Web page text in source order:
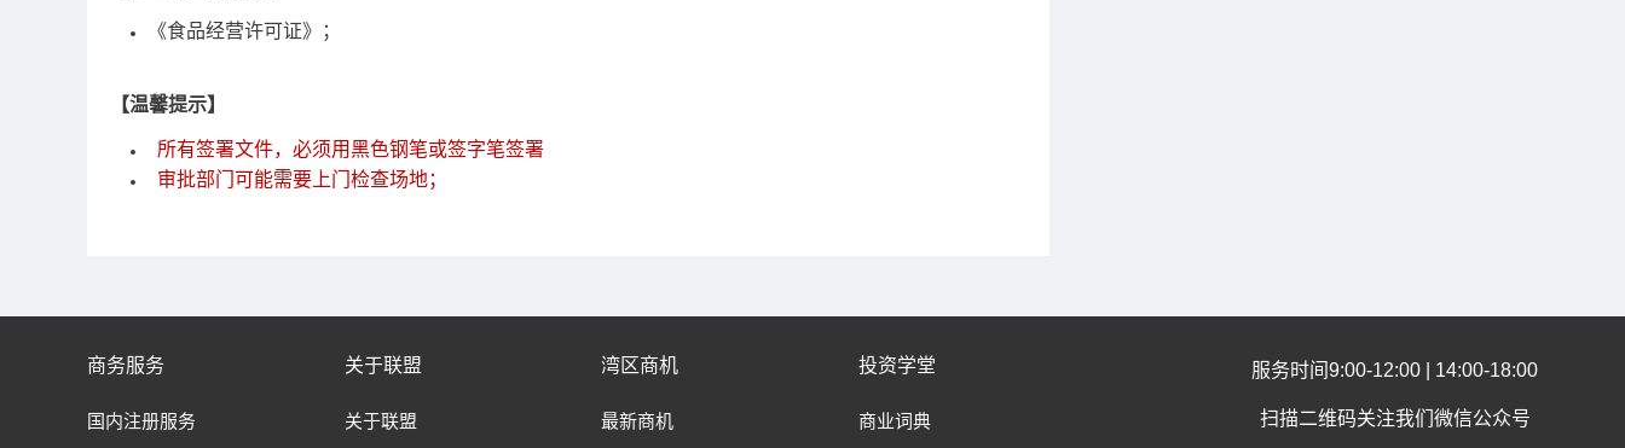
《食品经营许可证》；
【温馨提示】
所有签署文件，必须用黑色钢笔或签字笔签署
审批部门可能需要上门检查场地；
商务服务
国内注册服务
关于联盟
关于联盟
湾区商机
最新商机
投资学堂
商业词典
服务时间9:00-12:00 | 14:00-18:00
扫描二维码关注我们微信公众号